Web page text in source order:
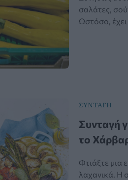
σαλάτες,
Ωστόσο, έχει
ΣΥΝΤΑΓΗ
Συνταγή
το
Φτιάξτε μια
λαχανικά. Η